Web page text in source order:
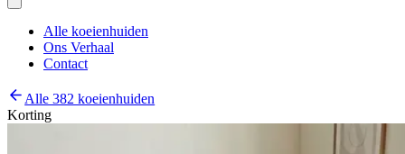
Alle koeienhuiden
Ons Verhaal
Contact
Alle 382 koeienhuiden
Korting